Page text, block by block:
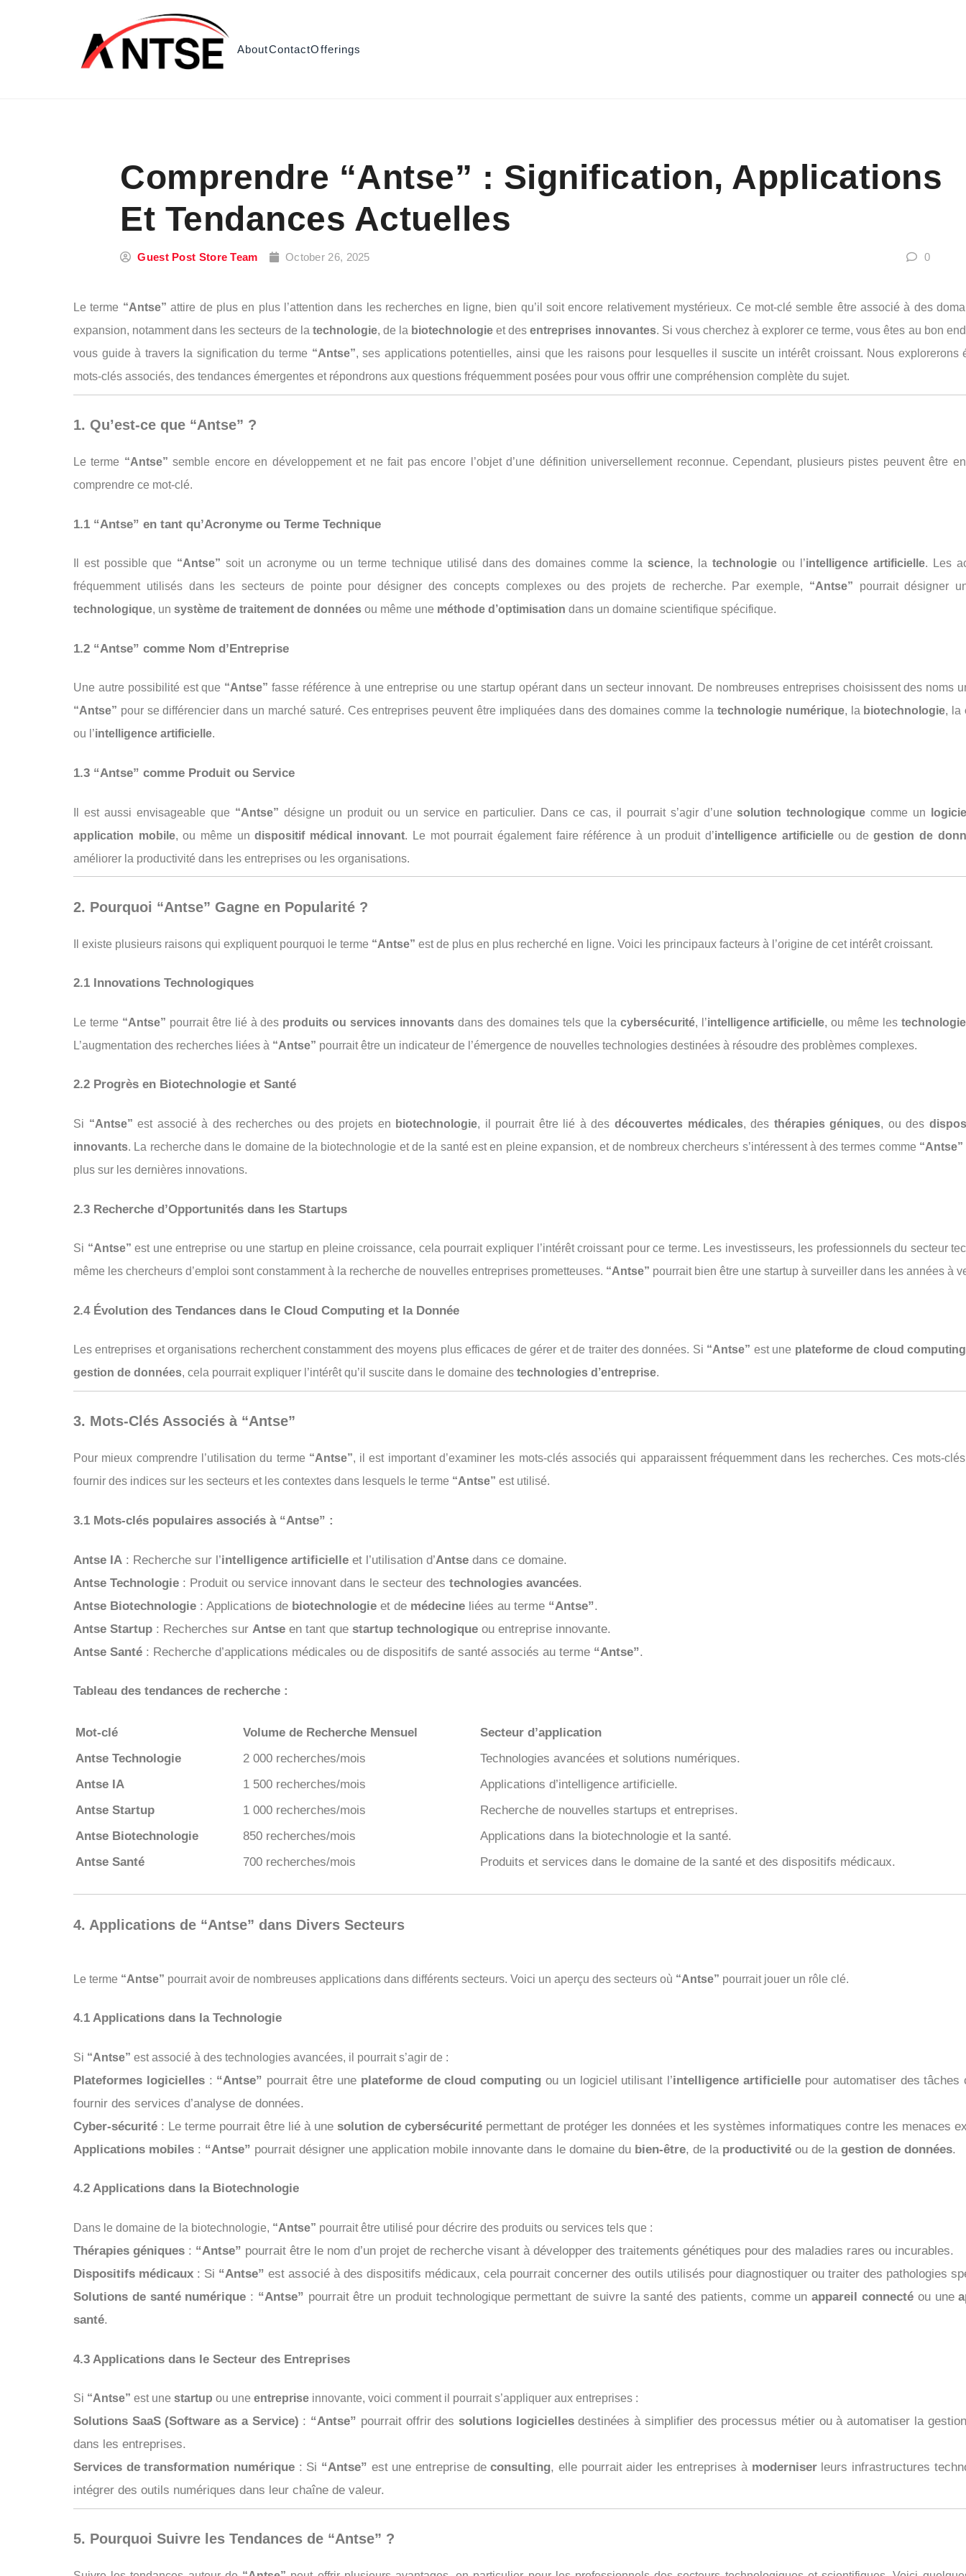
AboutContactOfferings
Comprendre “Antse” : Signification, Applications
Et Tendances Actuelles
Guest Post Store Team October 26, 2025 0
Le terme “Antse” attire de plus en plus l’attention dans les recherches en ligne, bien qu’il soit encore relativement mystérieux. Ce mot-clé semble être associé à des
expansion, notamment dans les secteurs de la technologie, de la biotechnologie et desentreprises innovantes. Si vous cherchez à explorer ce terme, vous êtes au bon
vous guide à travers la signification du terme “Antse”, ses applications potentielles, ainsi que les raisons pour lesquelles il suscite un intérêt croissant. Nous explorerons
mots-clés associés, des tendances émergentes et répondrons aux questions fréquemment posées pour vous offrir une compréhension complète du sujet.
1. Qu’est-ce que “Antse” ?
Le terme “Antse” semble encore en développement et ne fait pas encore l’objet d’une définition universellement reconnue. Cependant, plusieurs pistes peuvent être
comprendre ce mot-clé.
1.1 “Antse” en tant qu’Acronyme ou Terme Technique
Il est possible que “Antse” soit un acronyme ou un terme technique utilisé dans des domaines comme lascience, latechnologie ou l’intelligence artificielle. Les
fréquemment utilisés dans les secteurs de pointe pour désigner des concepts complexes ou des projets de recherche. Par exemple, “Antse” pourrait désigner
technologique, un système de traitement de données ou même une méthode d’optimisation dans un domaine scientifique spécifique.
1.2 “Antse” comme Nom d’Entreprise
Une autre possibilité est que “Antse” fasse référence à une entreprise ou une startup opérant dans un secteur innovant. De nombreuses entreprises choisissent des noms
“Antse” pour se différencier dans un marché saturé. Ces entreprises peuvent être impliquées dans des domaines comme la technologie numérique, la biotechnologie, la
ou l’intelligence artificielle.
1.3 “Antse” comme Produit ou Service
Il est aussi envisageable que “Antse” désigne un produit ou un service en particulier. Dans ce cas, il pourrait s’agir d’unesolution technologique comme un
application mobile, ou même undispositif médical innovant. Le mot pourrait également faire référence à un produit d’intelligence artificielleou degestion de
améliorer la productivité dans les entreprises ou les organisations.
2. Pourquoi “Antse” Gagne en Popularité ?
Il existe plusieurs raisons qui expliquent pourquoi le terme “Antse” est de plus en plus recherché en ligne. Voici les principaux facteurs à l’origine de cet intérêt croissant.
2.1 Innovations Technologiques
Le terme “Antse” pourrait être lié à des produits ou services innovants dans des domaines tels que la cybersécurité, l’intelligence artificielle, ou même les
L’augmentation des recherches liées à “Antse” pourrait être un indicateur de l’émergence de nouvelles technologies destinées à résoudre des problèmes complexes.
2.2 Progrès en Biotechnologie et Santé
Si “Antse” est associé à des recherches ou des projets en biotechnologie, il pourrait être lié à desdécouvertes médicales, des thérapies géniques, ou des
innovants. La recherche dans le domaine de la biotechnologie et de la santé est en pleine expansion, et de nombreux chercheurs s’intéressent à des termes comme “Antse”
plus sur les dernières innovations.
2.3 Recherche d’Opportunités dans les Startups
Si “Antse” est une entreprise ou une startup en pleine croissance, cela pourrait expliquer l’intérêt croissant pour ce terme. Les investisseurs, les professionnels du secteur
même les chercheurs d’emploi sont constamment à la recherche de nouvelles entreprises prometteuses. “Antse” pourrait bien être une startup à surveiller dans les années à
2.4 Évolution des Tendances dans le Cloud Computing et la Donnée
Les entreprises et organisations recherchent constamment des moyens plus efficaces de gérer et de traiter des données. Si “Antse” est une plateforme de cloud computing
gestion de données, cela pourrait expliquer l’intérêt qu’il suscite dans le domaine des technologies d’entreprise.
3. Mots-Clés Associés à “Antse”
Pour mieux comprendre l’utilisation du terme “Antse”, il est important d’examiner les mots-clés associés qui apparaissent fréquemment dans les recherches. Ces mots-
fournir des indices sur les secteurs et les contextes dans lesquels le terme “Antse” est utilisé.
3.1 Mots-clés populaires associés à “Antse” :
Antse IA : Recherche sur l’intelligence artificielle et l’utilisation d’Antse dans ce domaine.
Antse Technologie : Produit ou service innovant dans le secteur des technologies avancées.
Antse Biotechnologie : Applications de biotechnologie et de médecine liées au terme “Antse”.
Antse Startup : Recherches sur Antse en tant que startup technologique ou entreprise innovante.
Antse Santé : Recherche d’applications médicales ou de dispositifs de santé associés au terme “Antse”.
Tableau des tendances de recherche :
Mot-clé Volume de Recherche Mensuel
Secteur d’application
Antse Technologie
2 000 recherches/mois
Technologies avancées et solutions numériques.
Antse IA
1 500 recherches/mois
Applications d’intelligence artificielle.
Antse Startup
1 000 recherches/mois
Recherche de nouvelles startups et entreprises.
Antse Biotechnologie
850 recherches/mois
Applications dans la biotechnologie et la santé.
Antse Santé
700 recherches/mois Produits et services dans le domaine de la santé et des dispositifs médicaux.
4. Applications de “Antse” dans Divers Secteurs
Le terme “Antse” pourrait avoir de nombreuses applications dans différents secteurs. Voici un aperçu des secteurs où “Antse” pourrait jouer un rôle clé.
4.1 Applications dans la Technologie
Si “Antse” est associé à des technologies avancées, il pourrait s’agir de :
Plateformes logicielles: “Antse” pourrait être une plateforme de cloud computing ou un logiciel utilisant l’intelligence artificielle pour automatiser des tâches
fournir des services d’analyse de données.
Cyber-sécurité : Le terme pourrait être lié à une solution de cybersécurité permettant de protéger les données et les systèmes informatiques contre les menaces
Applications mobiles : “Antse” pourrait désigner une application mobile innovante dans le domaine du bien-être, de la productivité ou de la gestion de données.
4.2 Applications dans la Biotechnologie
Dans le domaine de la biotechnologie, “Antse” pourrait être utilisé pour décrire des produits ou services tels que :
Thérapies géniques : “Antse” pourrait être le nom d’un projet de recherche visant à développer des traitements génétiques pour des maladies rares ou incurables.
Dispositifs médicaux : Si “Antse” est associé à des dispositifs médicaux, cela pourrait concerner des outils utilisés pour diagnostiquer ou traiter des pathologies
Solutions de santé numérique : “Antse” pourrait être un produit technologique permettant de suivre la santé des patients, comme unappareil connectéou une
santé.
4.3 Applications dans le Secteur des Entreprises
Si “Antse” est une startup ou une entreprise innovante, voici comment il pourrait s’appliquer aux entreprises :
Solutions SaaS (Software as a Service) : “Antse” pourrait offrir des solutions logiciellesdestinées à simplifier des processus métier ou à automatiser la
dans les entreprises.
Services de transformation numérique: Si “Antse” est une entreprise deconsulting, elle pourrait aider les entreprises à moderniserleurs infrastructures
intégrer des outils numériques dans leur chaîne de valeur.
5. Pourquoi Suivre les Tendances de “Antse” ?